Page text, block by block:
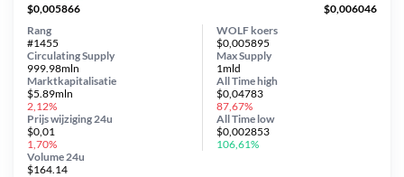
$0,005866
$0,006046
WOLF koers
$0,005895
Circulating Supply
999.98mln
Prijs wijziging 24u
$0,01
1,70%
Max Supply
1mld
Marktkapitalisatie
$5.89mln
2,12%
Volume 24u
$164.14
Rang
#1455
All Timehigh
$0,04783
87,67%
All Time low
$0,002853
106,61%